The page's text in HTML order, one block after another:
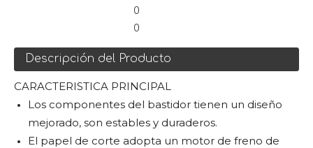
0
0
Descripción del Producto
CARACTERISTICA PRINCIPAL
Los componentes del bastidor tienen un diseño
mejorado, son estables y duraderos.
El papel de corte adopta un motor de freno de